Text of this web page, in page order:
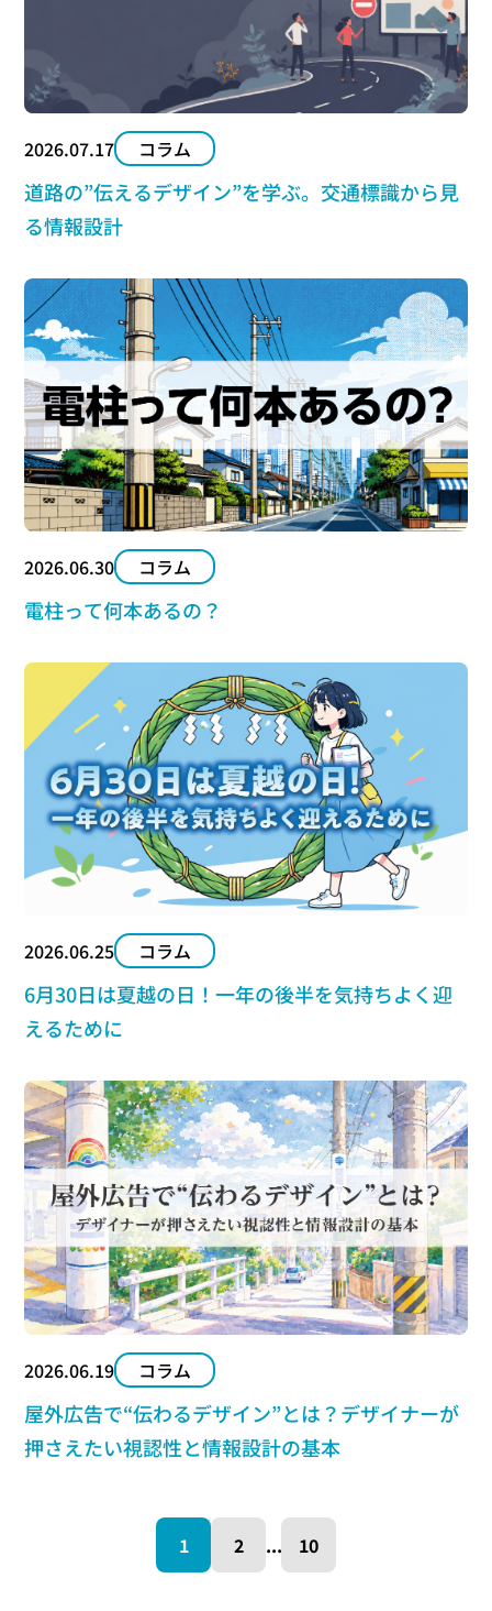
2026.07.17 コラム
道路の”伝えるデザイン”を学ぶ。交通標識から見
る情報設計
2026.06.30 コラム
電柱って何本あるの？
2026.06.25 コラム
6月30日は夏越の日！一年の後半を気持ちよく迎
えるために
2026.06.19 コラム
屋外広告で“伝わるデザイン”とは？デザイナーが
押さえたい視認性と情報設計の基本
1 2 ... 10